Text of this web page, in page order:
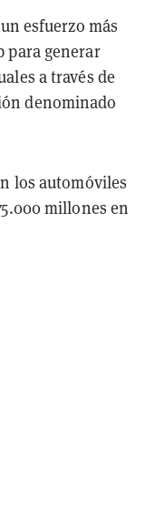
esfuerzo más
para generar
a través de
denominado
los automóviles
millones en